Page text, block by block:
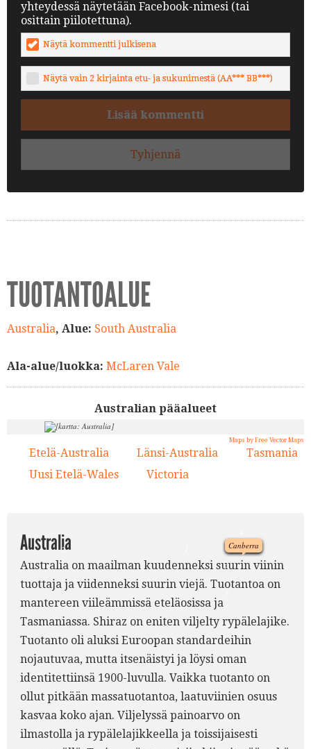
yhteydessä näytetään Facebook-nimesi (tai
osittain piilotettuna).
Näytä kommentti julkisena
Näytä vain 2 kirjainta etu- ja sukunimestä (AA*** BB***)
Lisää kommentti
Tyhjennä
TUOTANTOALUE
Australia, Alue: South Australia
Ala-alue/luokka: McLaren Vale
Australian pääalueet
Canberra
2.
5.
Maps by Free Vector Maps
Etelä-Australia Länsi-Australia Tasmania
Uusi Etelä-Wales Victoria
Australia
Australia on maailman kuudenneksi suurin viinin
tuottaja ja viidenneksi suurin viejä. Tuotantoa on
mantereen viileämmissä eteläosissa ja
Tasmaniassa. Shiraz on eniten viljelty rypälelajike.
Tuotanto oli aluksi Euroopan standardeihin
nojautuvaa, mutta itsenäistyi ja löysi oman
identitettiinsä 1900-luvulla. Vaikka tuotanto on
ollut pitkään massatuotantoa, laatuviinien osuus
kasvaa koko ajan. Viljelyssä painoarvo on
ilmastolla ja rypälelajikkeella ja toissijaisesti